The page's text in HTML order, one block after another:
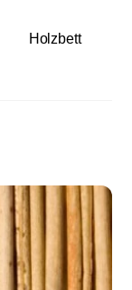
Holzbett